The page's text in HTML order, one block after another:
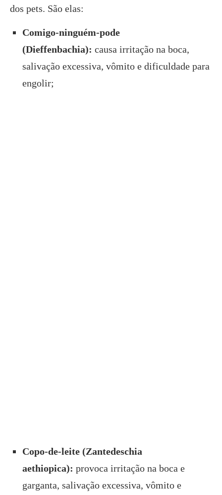
dos pets. São elas:
Comigo-ninguém-pode
(Dieffenbachia): causa irritação na boca,
salivação excessiva, vômito e dificuldade para
engolir;
Copo-de-leite (Zantedeschia
aethiopica): provoca irritação na boca e
garganta, salivação excessiva, vômito e